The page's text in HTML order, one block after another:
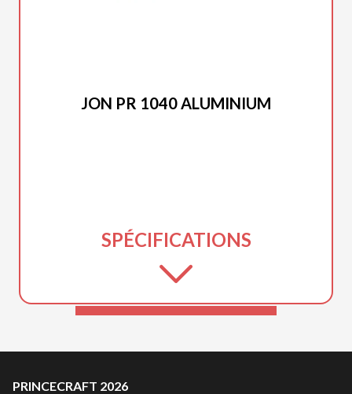
JON PR 1040 ALUMINIUM
SPÉCIFICATIONS
PRINCECRAFT 2026